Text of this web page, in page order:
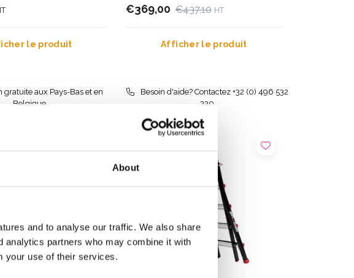
About
and to analyse our traffic. We also share
analytics partners who may combine it with
your use of their services.
le produit
€369,00 €437,10 HT
Afficher le produit
gratuite aux Pays-Bas et en
Belgique
Besoin d'aide? Contactez +32 (0) 496 532
330